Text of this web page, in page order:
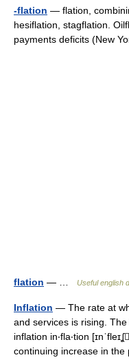
-flation — flation,
hesiflation, stagflation.
payments deficits (New
flation — … Useful english
Inflation — The rate at
and services is rising.
inflation in‧fla‧tion
continuing increase in